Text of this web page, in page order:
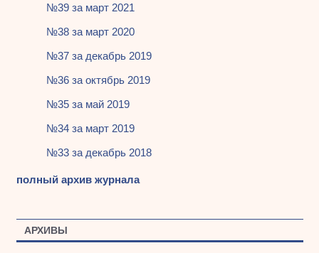
№39 за март 2021
№38 за март 2020
№37 за декабрь 2019
№36 за октябрь 2019
№35 за май 2019
№34 за март 2019
№33 за декабрь 2018
полный архив журнала
АРХИВЫ